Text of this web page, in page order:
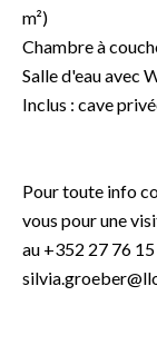
m²)
Chambre à
Salle d'eau avec
Inclus : cave
Pour toute info
vous pour une
au +352 27 76